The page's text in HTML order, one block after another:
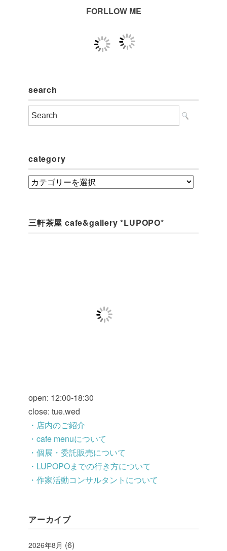
FORLLOW ME
search
category
category
三軒茶屋 cafe&gallery *LUPOPO*
open: 12:00-18:30
close: tue.wed
・店内のご紹介
・cafe menuについて
・個展・委託販売について
・LUPOPOまでの行き方について
・作家活動コンサルタントについて
アーカイブ
2026年8月 (6)